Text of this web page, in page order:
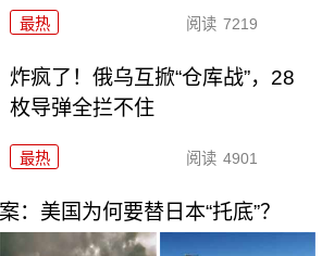
最热 阅读 7219
炸疯了！俄乌互掀“仓库战”，28
枚导弹全拦不住
最热 阅读 4901
：美国为何要替日本“托底”？